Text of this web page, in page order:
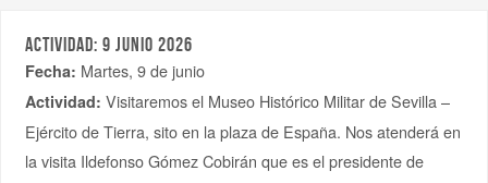
ACTIVIDAD: 9 JUNIO 2026
Fecha: Martes, 9 de junio
Actividad: Visitaremos el Museo Histórico Militar de Sevilla –
Ejército de Tierra, sito en la plaza de España. Nos atenderá en
la visita Ildefonso Gómez Cobirán que es el presidente de